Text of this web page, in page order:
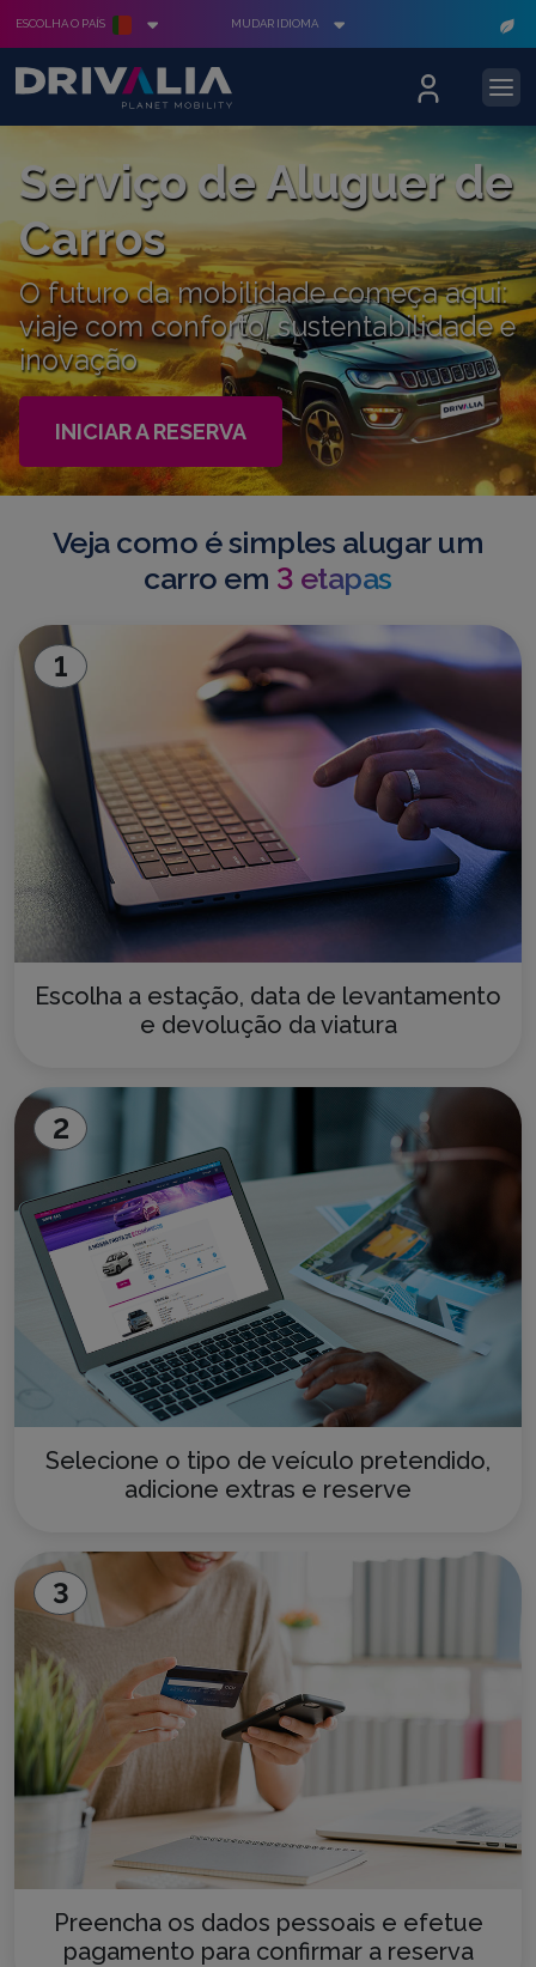
ESCOLHA O PAÍS MUDAR IDIOMA
Serviço de Aluguer de
Carros
O futuro da mobilidade começa aqui:
viaje com conforto, sustentabilidade e
inovação
INICIAR A RESERVA
Veja como é simples alugar um
carro em 3 etapas
1
Escolha a estação, data de levantamento
e devolução da viatura
2
Selecione o tipo de veículo pretendido,
adicione extras e reserve
3
Preencha os dados pessoais e efetue
pagamento para confirmar a reserva